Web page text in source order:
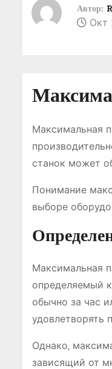
Автор:
Окт
Максимальная
станок может
Понимание
выборе
Максимальная
определяемый
обычно за час
удовлетворять
Однако‚
зависящий от